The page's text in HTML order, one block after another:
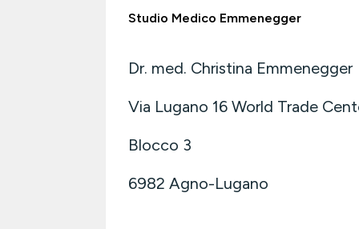
Studio Medico Emmenegger
Dr. med. Christina Emmenegger
Via Lugano 16 World Trade
Blocco 3
6982 Agno-Lugano